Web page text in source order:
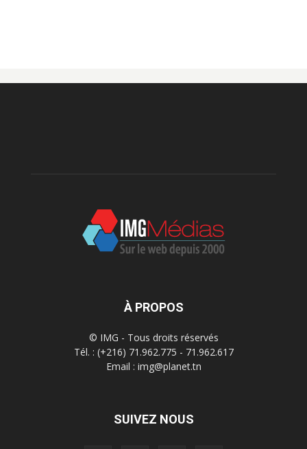
À PROPOS
© IMG - Tous droits réservés
Tél. : (+216) 71.962.775 - 71.962.617
Email : img@planet.tn
SUIVEZ NOUS